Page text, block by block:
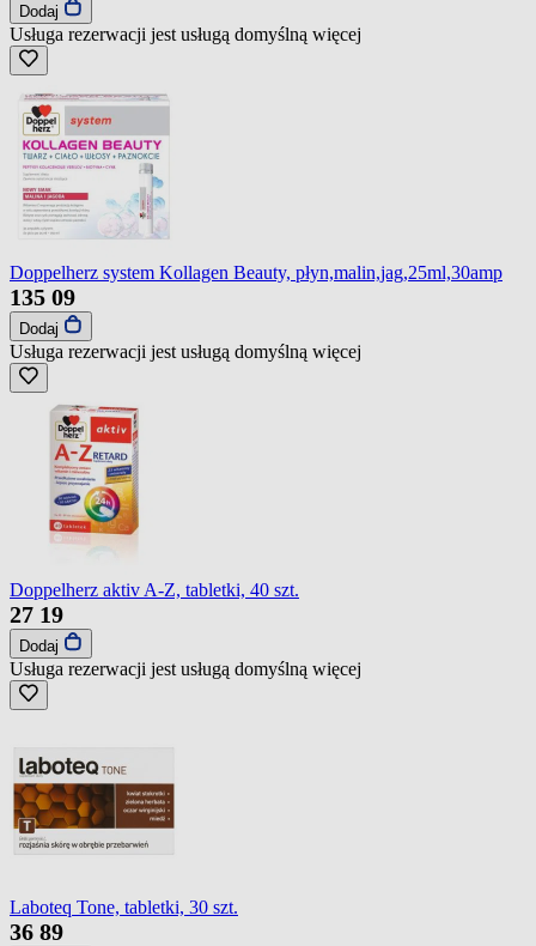
Dodaj
Usługa rezerwacji jest usługą domyślną więcej
Doppelherz system Kollagen Beauty, płyn,malin,jag,25ml,30amp
135 09
Dodaj
Usługa rezerwacji jest usługą domyślną więcej
Doppelherz aktiv A-Z, tabletki, 40 szt.
27 19
Dodaj
Usługa rezerwacji jest usługą domyślną więcej
Laboteq Tone, tabletki, 30 szt.
36 89